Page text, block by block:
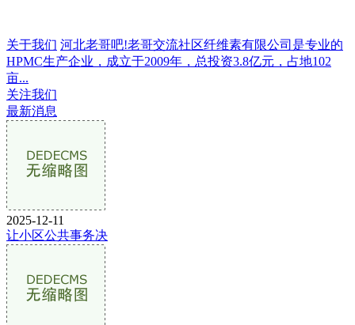
关于我们 河北老哥吧!老哥交流社区纤维素有限公司是专业的
HPMC生产企业，成立于2009年，总投资3.8亿元，占地102
亩...
关注我们
最新消息
2025-12-11
让小区公共事务决